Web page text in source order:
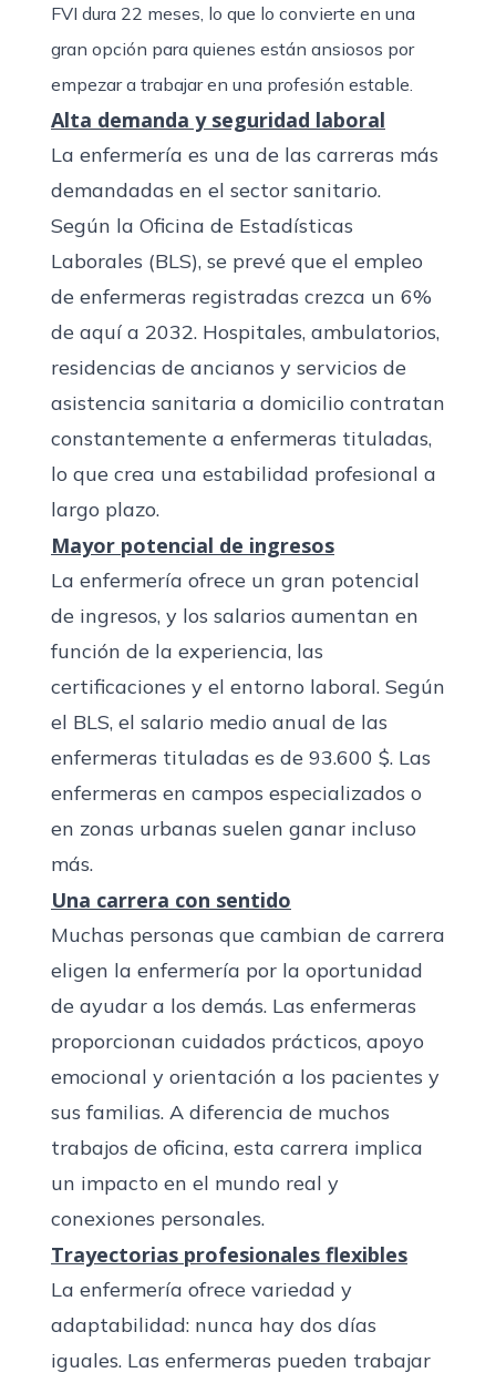
FVI dura 22 meses, lo que lo convierte en una
gran opción para quienes están ansiosos por
empezar a trabajar en una profesión estable.
Alta demanda y seguridad laboral
La enfermería es una de las carreras más
demandadas en el sector sanitario.
Según la Oficina de Estadísticas
Laborales (BLS), se prevé que el empleo
de enfermeras registradas crezca un 6%
de aquí a 2032. Hospitales, ambulatorios,
residencias de ancianos y servicios de
asistencia sanitaria a domicilio contratan
constantemente a enfermeras tituladas,
lo que crea una estabilidad profesional a
largo plazo.
Mayor potencial de ingresos
La enfermería ofrece un gran potencial
de ingresos, y los salarios aumentan en
función de la experiencia, las
certificaciones y el entorno laboral. Según
el BLS, el salario medio anual de las
enfermeras tituladas es de 93.600 $. Las
enfermeras en campos especializados o
en zonas urbanas suelen ganar incluso
más.
Una carrera con sentido
Muchas personas que cambian de carrera
eligen la enfermería por la oportunidad
de ayudar a los demás. Las enfermeras
proporcionan cuidados prácticos, apoyo
emocional y orientación a los pacientes y
sus familias. A diferencia de muchos
trabajos de oficina, esta carrera implica
un impacto en el mundo real y
conexiones personales.
Trayectorias profesionales flexibles
La enfermería ofrece variedad y
adaptabilidad: nunca hay dos días
iguales. Las enfermeras pueden trabajar